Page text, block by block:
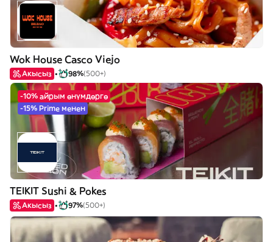
Wok House Casco Viejo
Акысыз 98%(500+)
-10% айрым өнүмдөргө
-15% Prime менен
TEIKIT Sushi & Pokes
Акысыз 97%(500+)